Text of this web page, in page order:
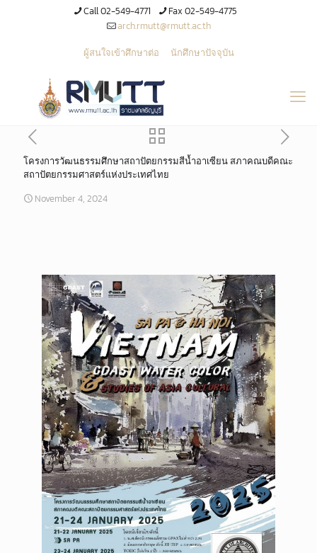
Call 02-549-4771
Fax 02-549-4775
arch.rmutt@rmutt.ac.th
ผู้สนใจเข้าศึกษาต่อ
นักศึกษาปัจจุบัน
โครงการวัฒนธรรมศึกษาสถาปัตยกรรมสีน้ำอาเซียน สภาคณบดีคณะ
สถาปัตยกรรมศาสตร์แห่งประเทศไทย
November 4, 2024